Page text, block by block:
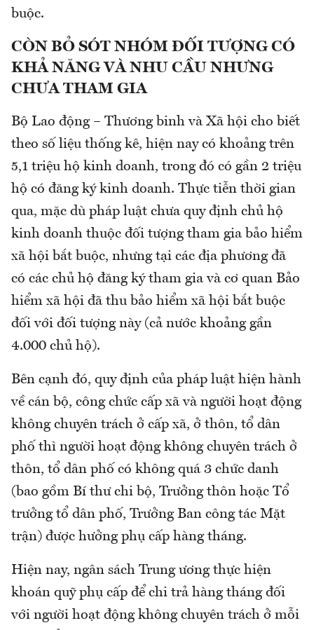
buộc.
CÒN BỎ SÓT NHÓM ĐỐI TƯỢNG CÓ
KHẢ NĂNG VÀ NHU CẦU NHƯNG
CHƯA THAM GIA
Bộ Lao động – Thương binh và Xã hội cho biết
theo số liệu thống kê, hiện nay có khoảng trên
5,1 triệu hộ kinh doanh, trong đó có gần 2 triệu
hộ có đăng ký kinh doanh. Thực tiễn thời gian
qua, mặc dù pháp luật chưa quy định chủ hộ
kinh doanh thuộc đối tượng tham gia bảo hiểm
xã hội bắt buộc, nhưng tại các địa phương đã
có các chủ hộ đăng ký tham gia và cơ quan Bảo
hiểm xã hội đã thu bảo hiểm xã hội bắt buộc
đối với đối tượng này (cả nước khoảng gần
4.000 chủ hộ).
Bên cạnh đó, quy định của pháp luật hiện hành
về cán bộ, công chức cấp xã và người hoạt động
không chuyên trách ở cấp xã, ở thôn, tổ dân
phố thì người hoạt động không chuyên trách ở
thôn, tổ dân phố có không quá 3 chức danh
(bao gồm Bí thư chi bộ, Trưởng thôn hoặc Tổ
trưởng tổ dân phố, Trưởng Ban công tác Mặt
trận) được hưởng phụ cấp hàng tháng.
Hiện nay, ngân sách Trung ương thực hiện
khoán quỹ phụ cấp để chi trả hàng tháng đối
với người hoạt động không chuyên trách ở mỗi